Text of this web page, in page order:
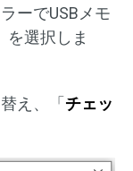
ーでUSBメモ
を選択しま
え、「 チェッ